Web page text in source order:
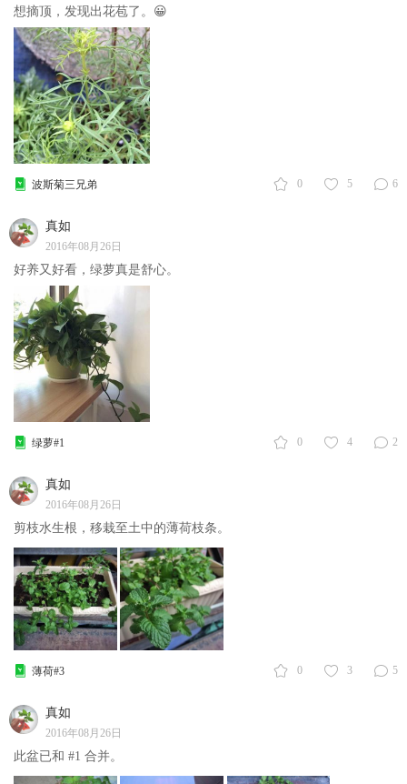
想摘顶，发现出花苞了。😀
0 5 6
波斯菊三兄弟
真如
2016年08月26日
好养又好看，绿萝真是舒心。
0 4 2
绿萝#1
真如
2016年08月26日
剪枝水生根，移栽至土中的薄荷枝条。
0 3 5
薄荷#3
真如
2016年08月26日
此盆已和 #1 合并。